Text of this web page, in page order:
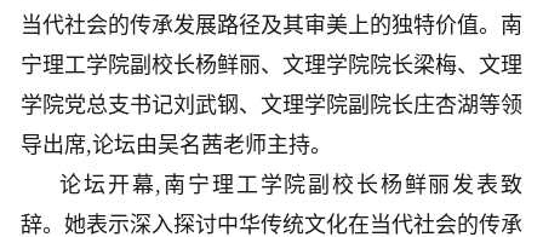
当代社会的传承发展路径及其审美上的独特价值。南
宁理工学院副校长杨鲜丽、文理学院院长梁梅、文理
学院党总支书记刘武钢、文理学院副院长庄杏湖等领
导出席,论坛由吴名茜老师主持。
论坛开幕,南宁理工学院副校长杨鲜丽发表致
辞。她表示深入探讨中华传统文化在当代社会的传承